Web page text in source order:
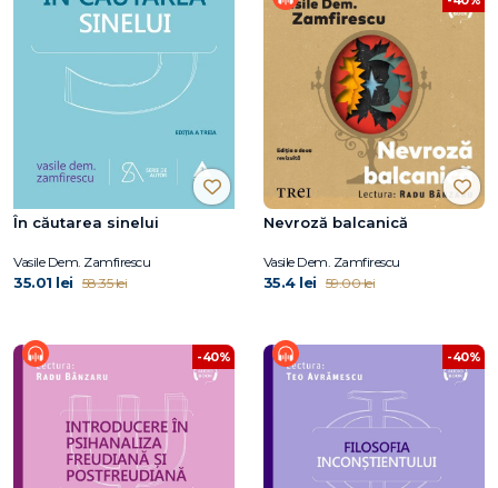
În căutarea sinelui
Vasile Dem. Zamfirescu
35.01 lei 58.35 lei
Nevroză balcanică
Vasile Dem. Zamfirescu
35.4 lei 59.00 lei
-40% -40%